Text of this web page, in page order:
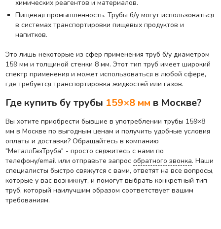
химических реагентов и материалов.
Пищевая промышленность. Трубы б/у могут использоваться
в системах транспортировки пищевых продуктов и
напитков.
Это лишь некоторые из сфер применения труб б/у диаметром
159 мм и толщиной стенки 8 мм. Этот тип труб имеет широкий
спектр применения и может использоваться в любой сфере,
где требуется транспортировка жидкостей или газов.
Где купить бу трубы 159×8 мм в Москве?
Вы хотите приобрести бывшие в употреблении трубы 159×8
мм в Москве по выгодным ценам и получить удобные условия
оплаты и доставки? Обращайтесь в компанию
"МеталлГазТруба" - просто свяжитесь с нами по
телефону/email или отправьте запрособратного звонка. Наши
специалисты быстро свяжутся с вами, ответят на все вопросы,
которые у вас возникнут, и помогут выбрать конкретный тип
труб, который наилучшим образом соответствует вашим
требованиям.